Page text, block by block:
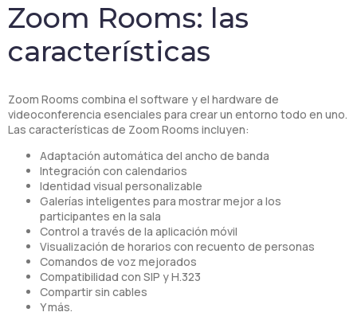
Zoom Rooms: las
características
Zoom Rooms combina el software y el hardware de
videoconferencia esenciales para crear un entorno todo en uno.
Las características de Zoom Rooms incluyen:
Adaptación automática del ancho de banda
Integración con calendarios
Identidad visual personalizable
Galerías inteligentes para mostrar mejor a los
participantes en la sala
Control a través de la aplicación móvil
Visualización de horarios con recuento de personas
Comandos de voz mejorados
Compatibilidad con SIP y H.323
Compartir sin cables
Y más.